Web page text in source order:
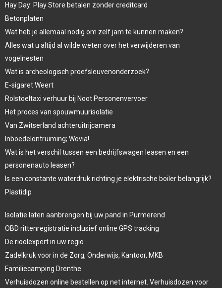
Hay Day: Play Store betalen zonder creditcard
Betonplaten
Wat heb je allemaal nodig om zelf jam te kunnen maken?
Alles wat u altijd al wilde weten over het verwijderen van
vogelnesten
Wat is archeologisch proefsleuvenonderzoek?
E-sigaret Weert
Rolstoeltaxi verhuur bij Noot Personenvervoer
Het proces van spouwmuurisolatie
Van Zwitserland achteruitrijcamera
Inboedelontruiming; Wovia!
Wat is het verschil tussen een bedrijfswagen leasen en een
personenauto leasen?
Is een constante waterdruk richting je elektrische boiler belangrijk?
Plastidip
Isolatie laten aanbrengen bij uw pand in Purmerend
OBD rittenregistratie inclusief online GPS tracking
De rioolexpert in uw regio
Zadelkruk voor in de Zorg, Onderwijs, Kantoor, MKB
Familiecamping Drenthe
Verhuisdozen online bestellen op net internet. Verhuisdozen voor